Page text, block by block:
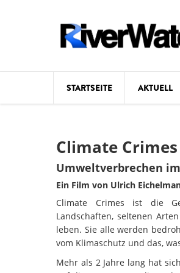
STARTSEITE AKTUELL
Climate Crimes
Umweltverbrechen
Ein Film von Ulrich
Climate Crimes ist die
Landschaften, seltenen
leben. Sie alle werden
vom Klimaschutz und das,
Mehr als 2 Jahre lang hat